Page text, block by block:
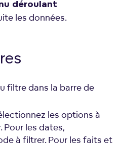
déroulant
les données.
filtre dans la barre de
les options à
Pour les dates,
à filtrer. Pour les faits et